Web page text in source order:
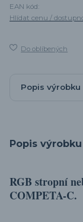
EAN kód:
Hlídat cenu /
Do oblíbených
Popis výrobku
Popis výrobku
RGB stropní
COMPETA-C.